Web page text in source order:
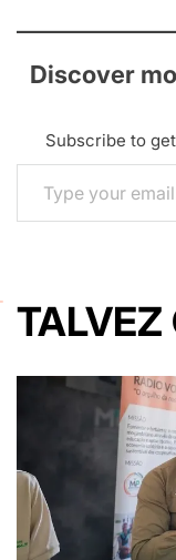
Discover
Subscribe to
Type your email…
TALVEZ